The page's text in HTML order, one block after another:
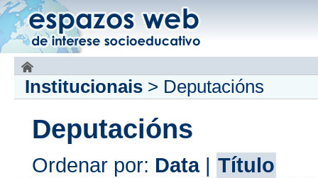
Institucionais > Deputacións
Deputacións
Ordenar por: Data| Título